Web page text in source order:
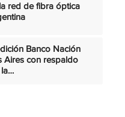
red de fibra óptica
Banco Nación
Aires con respaldo
la…